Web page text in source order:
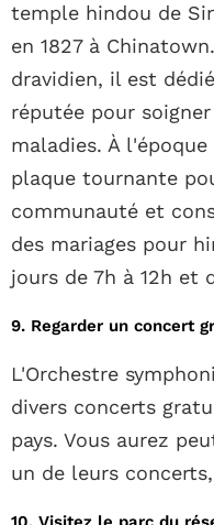
temple hindou de
en 1827 à
dravidien, il est
réputée pour
maladies. À
plaque tournante
communauté et
des mariages pour
jours de 7h à 12h et
9. Regarder un concert
L'Orchestre
divers concerts
pays. Vous aurez
un de leurs